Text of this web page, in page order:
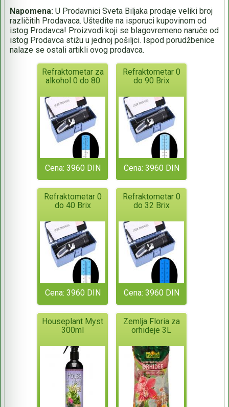
Napomena: U Prodavnici Sveta Biljaka prodaje veliki broj
različitih Prodavaca. Uštedite na isporuci kupovinom od
istog Prodavca! Proizvodi koji se blagovremeno naruče od
istog Prodavca stižu u jednoj pošiljci. Ispod porudžbenice
nalaze se ostali artikli ovog prodavca.
Refraktometar za
alkohol 0 do 80
Cena: 3960 DIN
Refraktometar 0
do 90 Brix
Cena: 3960 DIN
Refraktometar 0
do 40 Brix
Cena: 3960 DIN
Refraktometar 0
do 32 Brix
Cena: 3960 DIN
Houseplant Myst
300ml
Zemlja Floria za
orhideje 3L